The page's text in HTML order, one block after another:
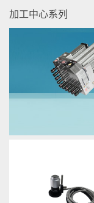
加工中心系列